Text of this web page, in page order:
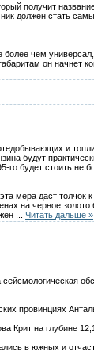
получит
должен стать
чем
он начнет
и
будут
го будет стоить
мера даст толчок
на черное
Читать дальше »
провинциях
Крит на глубине
в южных и